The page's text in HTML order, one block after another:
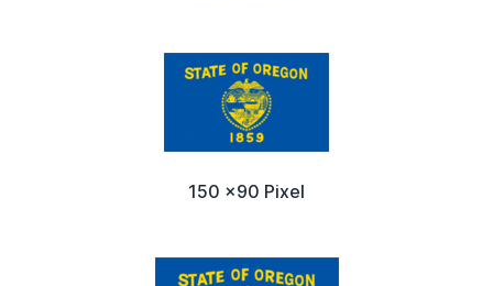
150 x90 Pixel